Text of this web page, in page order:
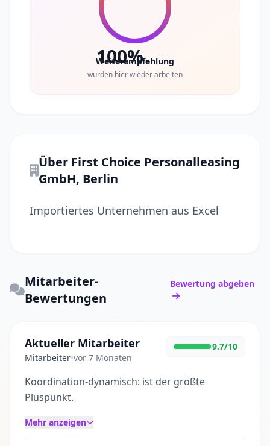
100%
Weiterempfehlung
würden hier wieder arbeiten
Über First Choice Personalleasing
GmbH, Berlin
Importiertes Unternehmen aus Excel
Mitarbeiter-
Bewertungen
Bewertung abgeben
Aktueller Mitarbeiter
Mitarbeiter•vor 7 Monaten
9.7/10
Koordination-dynamisch: ist der größte
Pluspunkt.
Mehr anzeigen